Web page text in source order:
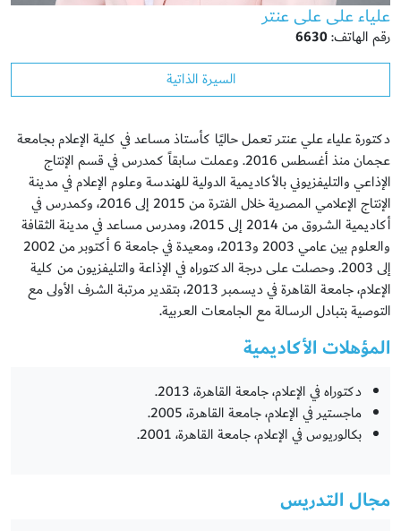
علياء على على عنتر
رقم الهاتف:6630
السيرة الذاتية
دكتورة علياء علي عنتر تعمل حاليًا كأستاذ مساعد في كلية الإعلام بجامعة
عجمان منذ أغسطس 2016. وعملت سابقاً كمدرس في قسم الإنتاج
الإذاعي والتليفزيوني بالأكاديمية الدولية للهندسة وعلوم الإعلام في مدينة
الإنتاج الإعلامي المصرية خلال الفترة من 2015 إلى 2016، وكمدرس في
أكاديمية الشروق من 2014 إلى 2015، ومدرس مساعد في مدينة الثقافة
والعلوم بين عامي 2003 و2013، ومعيدة في جامعة 6 أكتوبر من 2002
إلى 2003. وحصلت على درجة الدكتوراه في الإذاعة والتليفزيون من كلية
الإعلام، جامعة القاهرة في ديسمبر 2013، بتقدير مرتبة الشرف الأولى مع
التوصية بتبادل الرسالة مع الجامعات العربية.
المؤهلات الأكاديمية
دكتوراه في الإعلام، جامعة القاهرة، 2013.
ماجستير في الإعلام، جامعة القاهرة، 2005.
بكالوريوس في الإعلام، جامعة القاهرة، 2001.
مجال التدريس